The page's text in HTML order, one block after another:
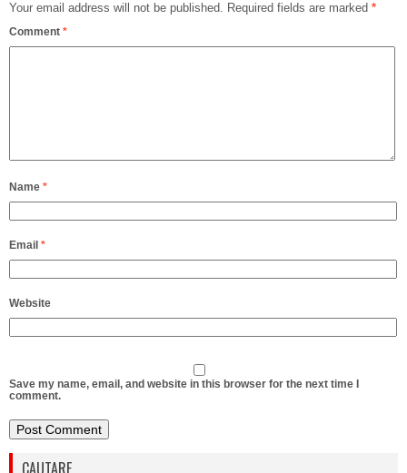
Your email address will not be published. Required fields are marked *
Comment *
Name *
Email *
Website
Save my name, email, and website in this browser for the next time I
comment.
CAUTARE